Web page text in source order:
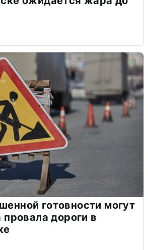
готовности могут
провала дороги в